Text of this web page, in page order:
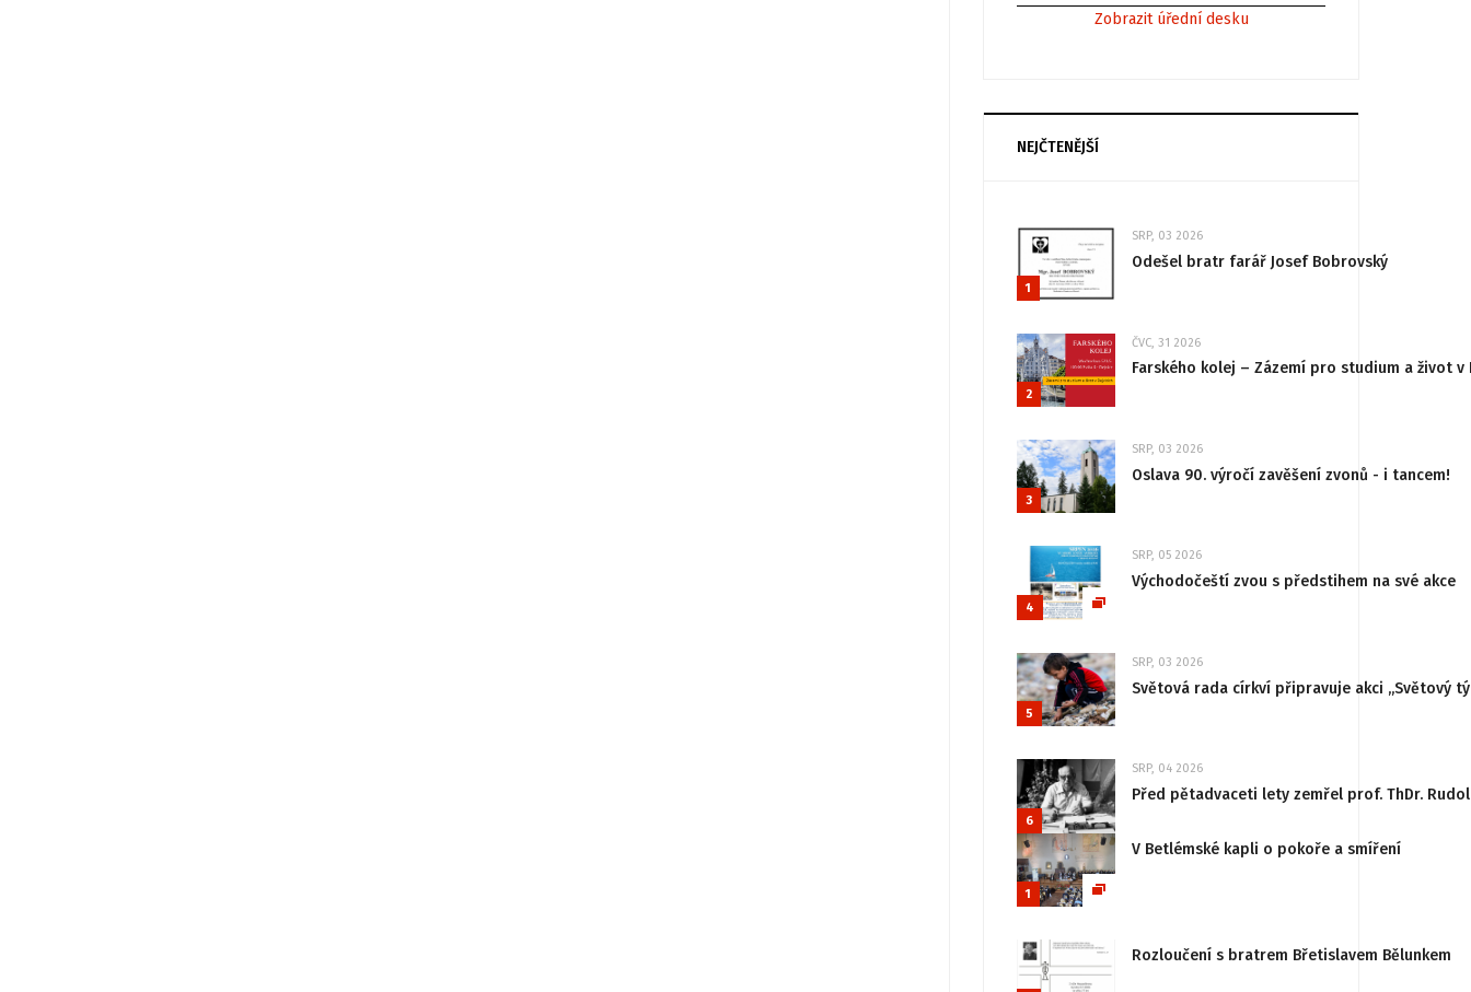
Zobrazit úřední desku
NEJČTENĚJŠÍ
1
SRP, 03 2026
Odešel bratr farář Josef Bobrovský
2
ČVC, 31 2026
Farského kolej – Zázemí pro studium a život v
3
SRP, 03 2026
Oslava 90. výročí zavěšení zvonů - i tancem!
4
SRP, 05 2026
Východočeští zvou s předstihem na své akce
5
SRP, 03 2026
Světová rada církví připravuje akci „Světový
6
SRP, 04 2026
Před pětadvaceti lety zemřel prof. ThDr.
1
V Betlémské kapli o pokoře a smíření
Rozloučení s bratrem Břetislavem Bělunkem